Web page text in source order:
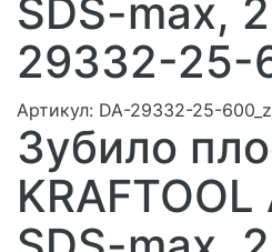
SDS-max,
29332-25-
Артикул: DA-29332-25-
Зубило
KRAFTOOL